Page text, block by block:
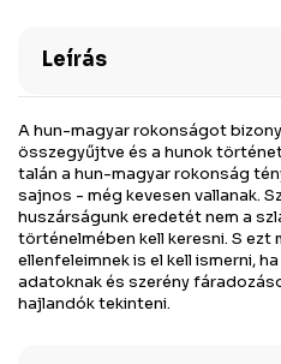
Leírás
A hun-magyar rokonságot
összegyűjtve és a hunok
talán a hun-magyar rokonság
sajnos - még kevesen vallanak.
huszárságunk eredetét nem a
történelmében kell keresni. S ezt
ellenfeleimnek is el kell ismerni,
adatoknak és szerény
hajlandók tekinteni.